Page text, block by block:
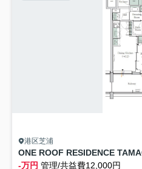
港区芝浦
ONE ROOF RESIDENCE
-万円 管理/共益費12,000円